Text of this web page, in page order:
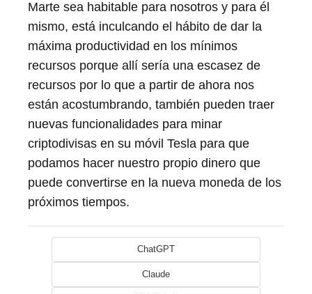
Marte sea habitable para nosotros y para él
mismo, está inculcando el hábito de dar la
máxima productividad en los mínimos
recursos porque allí sería una escasez de
recursos por lo que a partir de ahora nos
están acostumbrando, también pueden traer
nuevas funcionalidades para minar
criptodivisas en su móvil Tesla para que
podamos hacer nuestro propio dinero que
puede convertirse en la nueva moneda de los
próximos tiempos.
ChatGPT
Claude